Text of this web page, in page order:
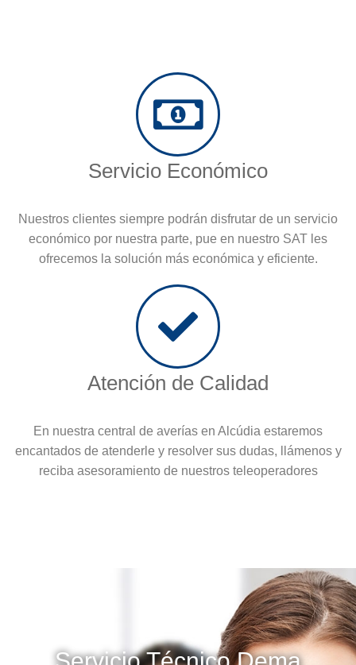
Servicio Económico
Nuestros clientes siempre podrán disfrutar de un servicio
económico por nuestra parte, pue en nuestro SAT les
ofrecemos la solución más económica y eficiente.
Atención de Calidad
En nuestra central de averías en Alcúdia estaremos
encantados de atenderle y resolver sus dudas, llámenos y
reciba asesoramiento de nuestros teleoperadores